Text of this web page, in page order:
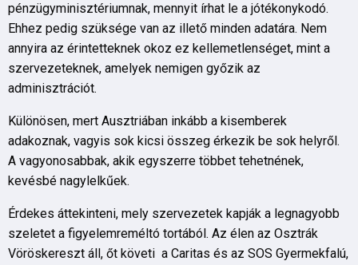
pénzügyminisztériumnak, mennyit írhat le a jótékonykodó.
Ehhez pedig szüksége van az illető minden adatára. Nem
annyira az érintetteknek okoz ez kellemetlenséget, mint a
szervezeteknek, amelyek nemigen győzik az
adminisztrációt.
Különösen, mert Ausztriában inkább a kisemberek
adakoznak, vagyis sok kicsi összeg érkezik be sok helyről.
A vagyonosabbak, akik egyszerre többet tehetnének,
kevésbé nagylelkűek.
Érdekes áttekinteni, mely szervezetek kapják a legnagyobb
szeletet a figyelemreméltó tortából. Az élen az Osztrák
Vöröskereszt áll, őt követi a Caritas és az SOS Gyermekfalú,